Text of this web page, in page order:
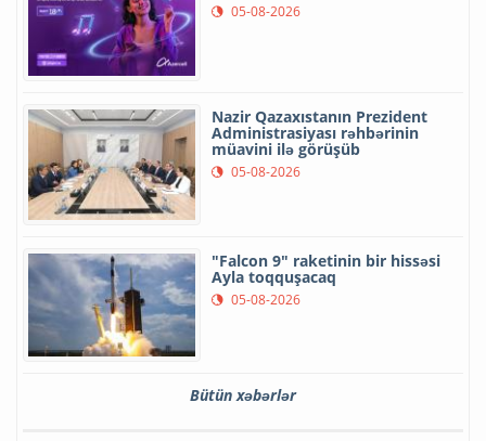
05-08-2026
Nazir Qazaxıstanın Prezident
Administrasiyası rəhbərinin
müavini ilə görüşüb
05-08-2026
"Falcon 9" raketinin bir hissəsi
Ayla toqquşacaq
05-08-2026
Bütün xəbərlər